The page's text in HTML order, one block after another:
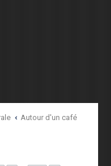
Autour d'un café